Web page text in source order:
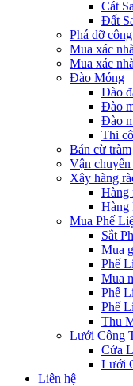
Cát
Đất
Phá dỡ
Mua xác
Mua xác
Đào Móng
Đào
Đào
Đào
Thi
Bán cừ tràm
Vận chuyển
Xây hàng
Hàng
Hàng
Mua Phế
Sắt
Mua
Phế
Mua
Phế
Phế
Thu
Lưới Công
Cửa
Lưới
Liên hệ